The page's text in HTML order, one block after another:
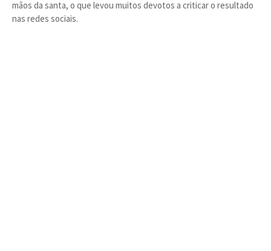
mãos da santa, o que levou muitos devotos a criticar o resultado
nas redes sociais.